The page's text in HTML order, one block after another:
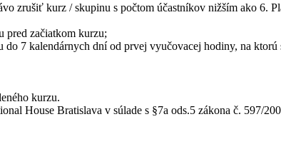
zrušiť kurz / skupinu s počtom účastníkov nižším ako 6.
pred začiatkom kurzu;
7 kalendárnych dní od prvej vyučovacej hodiny, na ktorú
kurzu.
House Bratislava v súlade s §7a ods.5 zákona č. 597/